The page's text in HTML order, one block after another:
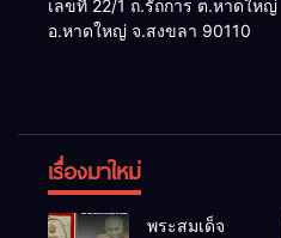
เลขที่ 22/1 ถ.รัถการ ต.หาดใหญ่
อ.หาดใหญ่ จ.สงขลา 90110
เรื่องมาใหม่
พระสมเด็จ